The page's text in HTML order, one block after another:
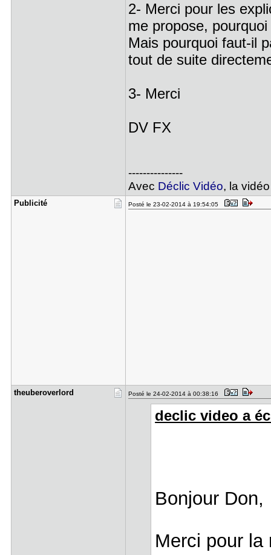
2- Merci pour les
me propose, pourquoi
Mais pourquoi faut-il
tout de suite
3- Merci
DV FX
---------------
Avec Déclic Vidéo, la
Publicité Posté le 23-02-2014 à 19:54:05
theuberove​rlord Posté le 24-02-2014 à 00:38:16
declic video a
Bonjour Don,
Merci pour la